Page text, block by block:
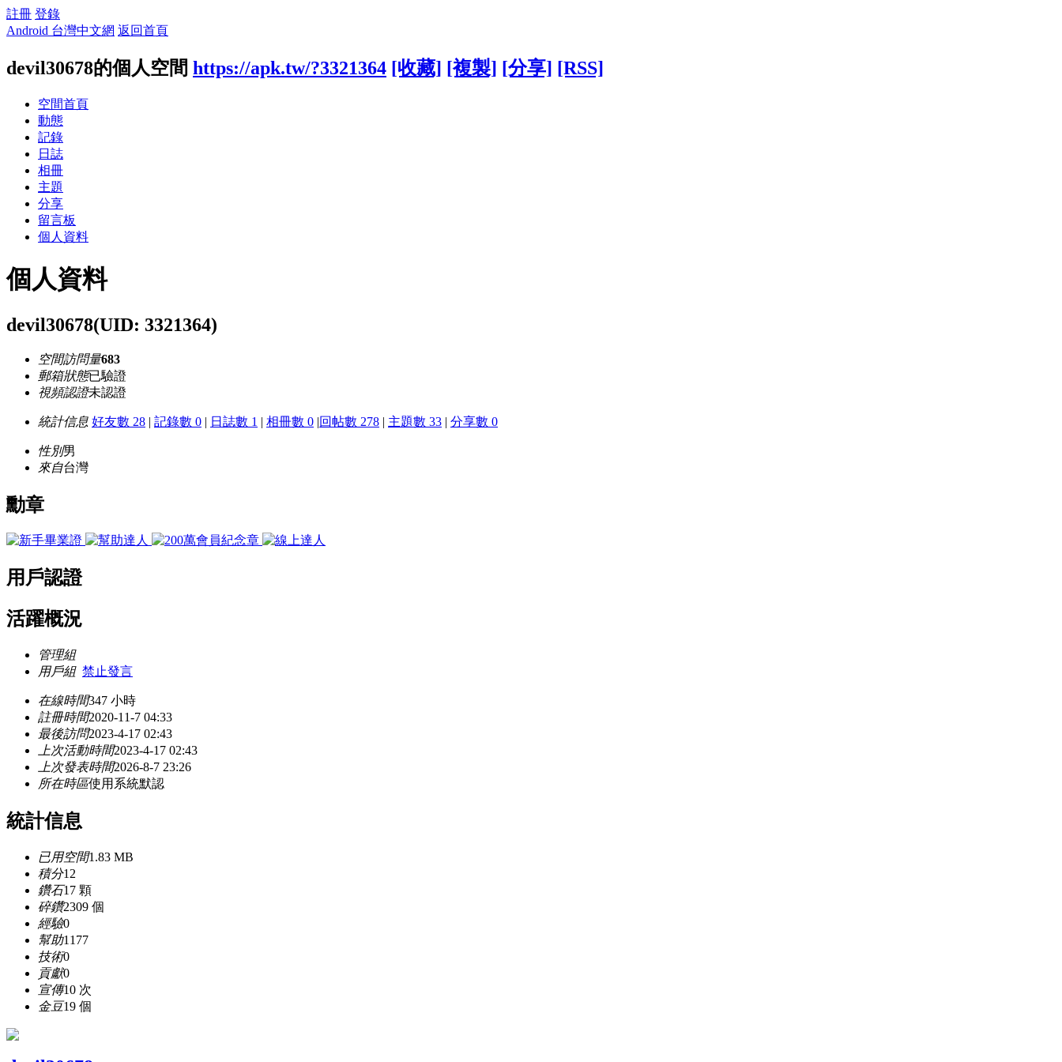
註冊 登錄
Android 台灣中文網 返回首頁
devil30678的個人空間 https://apk.tw/?3321364 [收藏] [複製] [分享] [RSS]
空間首頁
動態
記錄
日誌
相冊
主題
分享
留言板
個人資料
個人資料
devil30678(UID: 3321364)
空間訪問量683
郵箱狀態已驗證
視頻認證未認證
統計信息 好友數 28 | 記錄數 0 | 日誌數 1 | 相冊數 0 |回帖數 278 | 主題數 33 | 分享數 0
性別男
來自台灣
勳章
用戶認證
活躍概況
管理組
用戶組 禁止發言
在線時間347 小時
註冊時間2020-11-7 04:33
最後訪問2023-4-17 02:43
上次活動時間2023-4-17 02:43
上次發表時間2026-8-7 23:26
所在時區使用系統默認
統計信息
已用空間1.83 MB
積分12
鑽石17 顆
碎鑽2309 個
經驗0
幫助1177
技術0
貢獻0
宣傳10 次
金豆19 個